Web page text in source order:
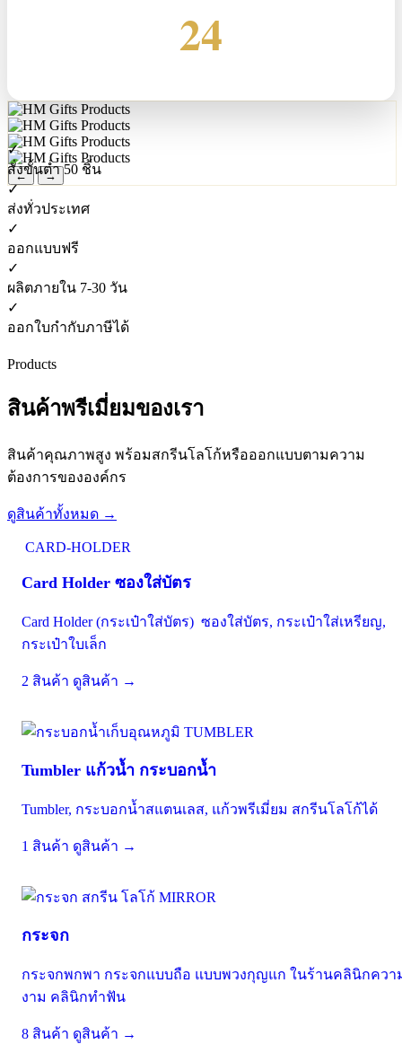
24
← →
✓
สั่งขั้นต่ำ 50 ชิ้น
✓
ส่งทั่วประเทศ
✓
ออกแบบฟรี
✓
ผลิตภายใน 7-30 วัน
✓
ออกใบกำกับภาษีได้
Products
สินค้าพรีเมี่ยมของเรา
สินค้าคุณภาพสูง พร้อมสกรีนโลโก้หรือออกแบบตามความ
ต้องการขององค์กร
ดูสินค้าทั้งหมด →
CARD-HOLDER
Card Holder ซองใส่บัตร
Card Holder (กระเป๋าใส่บัตร) ซองใส่บัตร, กระเป๋าใส่เหรียญ,
กระเป๋าใบเล็ก
2 สินค้า ดูสินค้า →
TUMBLER
Tumbler แก้วน้ำ กระบอกน้ำ
Tumbler, กระบอกน้ำสแตนเลส, แก้วพรีเมี่ยม สกรีนโลโก้ได้
1 สินค้า ดูสินค้า →
MIRROR
กระจก
กระจกพกพา กระจกแบบถือ แบบพวงกุญแก ในร้านคลินิกควา
งาม คลินิกทำฟัน
8 สินค้า ดูสินค้า →